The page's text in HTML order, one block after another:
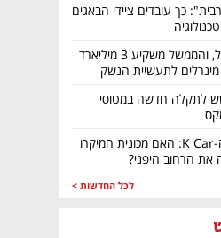
כך עובדים ציידי הבאגים
המלאי מידלדל, והממשל משקיע 3 מיליארד
לתעשיית הנשק
לתקלה חדשה במטוסי
נקמתה של ה-K Car: האם מכונית המיקרו
את הרחוב היפני?
לכל החדשות >